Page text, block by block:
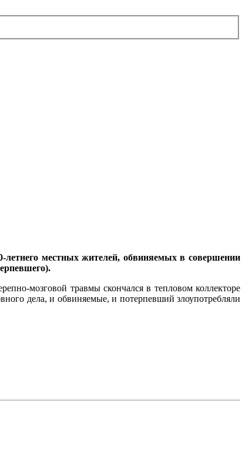
местных жителей, обвиняемых в совершении
мозговой травмы скончался в тепловом коллекторе
дела, и обвиняемые, и потерпевший злоупотребляли